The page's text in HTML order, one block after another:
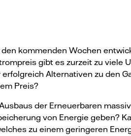
kommenden Wochen
gibt es zurzeit zu viele
Alternativen zu den
Preis?
der Erneuerbaren
von Energie geben?
zu einem geringeren